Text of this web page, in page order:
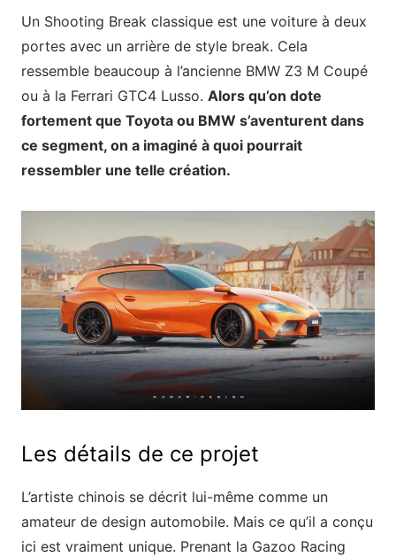
Un Shooting Break classique est une voiture à deux
portes avec un arrière de style break. Cela
ressemble beaucoup à l’ancienne BMW Z3 M Coupé
ou à la Ferrari GTC4 Lusso. Alors qu’on dote
fortement que Toyota ou BMW s’aventurent dans
ce segment, on a imaginé à quoi pourrait
ressembler une telle création.
Les détails de ce projet
L’artiste chinois se décrit lui-même comme un
amateur de design automobile. Mais ce qu’il a conçu
ici est vraiment unique. Prenant la Gazoo Racing